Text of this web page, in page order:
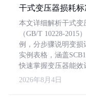
干式变压器损耗
本文详细解析干式
（GB/T 10228-2015
例，分步骤说明变
实例表格，涵盖
快速掌握变压器能效
2026年8月4日